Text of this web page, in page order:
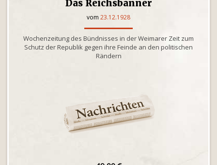
Das Reichsbanner
vom 23.12.1928
Wochenzeitung des Bündnisses in der Weimarer Zeit zum
Schutz der Republik gegen ihre Feinde an den politischen
Rändern